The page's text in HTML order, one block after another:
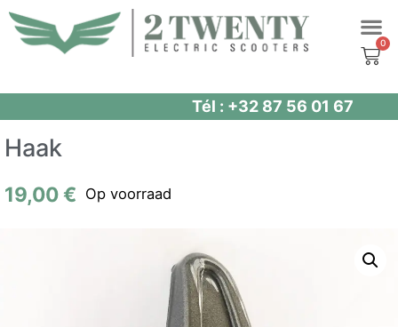
Spring
naar
Tél : +32 87 56 01 67
Haak
19,00€ Op voorraad